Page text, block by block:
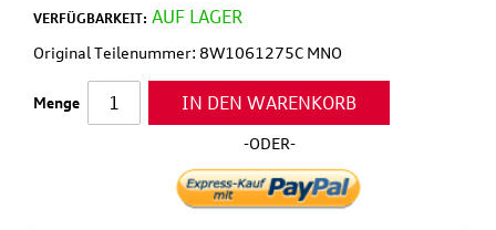
VERFÜGBARKEIT: AUF LAGER
Original Teilenummer: 8W1061275C MNO
Menge IN DEN WARENKORB
-ODER-